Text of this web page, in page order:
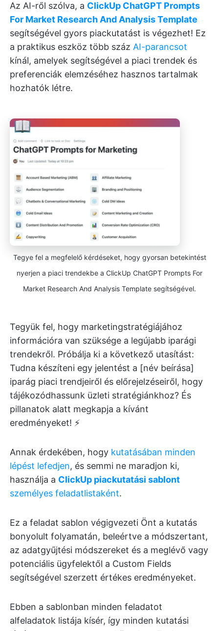
Az AI-ről szólva, a ClickUp ChatGPT Prompts
For Market Research And Analysis Template
segítségével gyors piackutatást is végezhet! Ez
a praktikus eszköz több száz AI-parancsot
kínál, amelyek segítségével a piaci trendek és
preferenciák elemzéséhez hasznos tartalmak
hozhatók létre.
Tegye fel a megfelelő kérdéseket, hogy gyorsan betekintést
nyerjen a piaci trendekbe a ClickUp ChatGPT Prompts For
Market Research And Analysis Template segítségével.
Tegyük fel, hogy marketingstratégiájához
információra van szüksége a legújabb iparági
trendekről. Próbálja ki a következő utasítást:
Tudna készíteni egy jelentést a [név beírása]
iparág piaci trendjeiről és előrejelzéseiről, hogy
tájékozódhassunk üzleti stratégiánkhoz? És
pillanatok alatt megkapja a kívánt
eredményeket! ⚡
Annak érdekében, hogy kutatásában minden
lépést lefedjen, és semmi ne maradjon ki,
használja a ClickUp piackutatási sablont
személyes feladatlistaként.
Ez a feladat sablon végigvezeti Önt a kutatás
bonyolult folyamatán, beleértve a módszertant,
az adatgyűjtési módszereket és a meglévő vagy
potenciális ügyfelektől a Custom Fields
segítségével szerzett értékes eredményeket.
Ebben a sablonban minden feladatot
alfeladatok listája kísér, így minden kutatási